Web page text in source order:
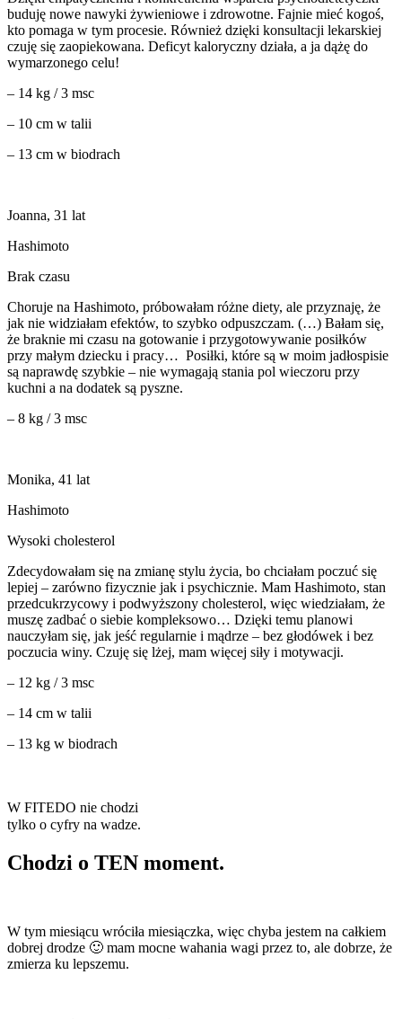
buduję nowe nawyki żywieniowe i zdrowotne. Fajnie mieć kogoś,
kto pomaga w tym procesie. Również dzięki konsultacji lekarskiej
czuję się zaopiekowana. Deficyt kaloryczny działa, a ja dążę do
wymarzonego celu!
– 14 kg / 3 msc
– 10 cm w talii
– 13 cm w biodrach
Joanna, 31 lat
Hashimoto
Brak czasu
Choruje na Hashimoto, próbowałam różne diety, ale przyznaję, że
jak nie widziałam efektów, to szybko odpuszczam. (…) Bałam się,
że braknie mi czasu na gotowanie i przygotowywanie posiłków
przy małym dziecku i pracy… Posiłki, które są w moim jadłospisie
są naprawdę szybkie – nie wymagają stania pol wieczoru przy
kuchni a na dodatek są pyszne.
– 8 kg / 3 msc
Monika, 41 lat
Hashimoto
Wysoki cholesterol
Zdecydowałam się na zmianę stylu życia, bo chciałam poczuć się
lepiej – zarówno fizycznie jak i psychicznie. Mam Hashimoto, stan
przedcukrzycowy i podwyższony cholesterol, więc wiedziałam, że
muszę zadbać o siebie kompleksowo… Dzięki temu planowi
nauczyłam się, jak jeść regularnie i mądrze – bez głodówek i bez
poczucia winy. Czuję się lżej, mam więcej siły i motywacji.
– 12 kg / 3 msc
– 14 cm w talii
– 13 kg w biodrach
W FITEDO nie chodzi
tylko o cyfry na wadze.
Chodzi o TEN moment.
W tym miesiącu wróciła miesiączka, więc chyba jestem na całkiem
dobrej drodze 🙂 mam mocne wahania wagi przez to, ale dobrze, że
zmierza ku lepszemu.